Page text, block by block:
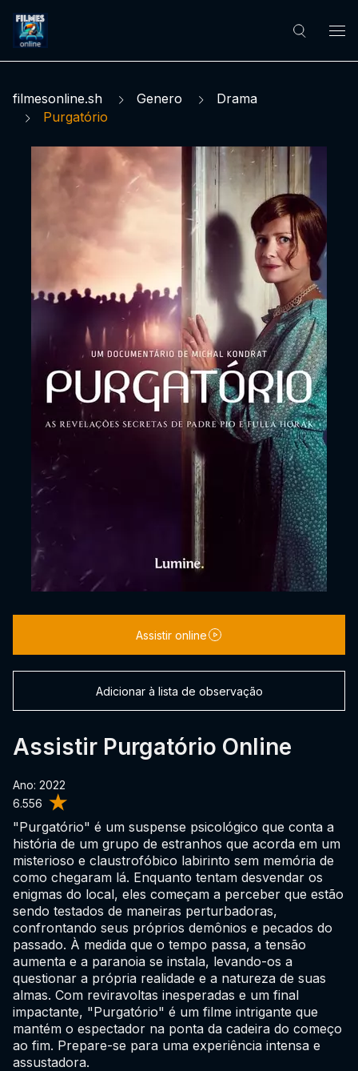
filmesonline.sh Genero
Drama
Purgatório
6.556
Assistir Purgatório Online
Ano: 2022
"Purgatório" é um suspense psicológico que conta a
história de um grupo de estranhos que acorda em um
misterioso e claustrofóbico labirinto sem memória de
como chegaram lá. Enquanto tentam desvendar os
enigmas do local, eles começam a perceber que estão
sendo testados de maneiras perturbadoras,
confrontando seus próprios demônios e pecados do
passado. À medida que o tempo passa, a tensão
aumenta e a paranoia se instala, levando-os a
questionar a própria realidade e a natureza de suas
almas. Com reviravoltas inesperadas e um final
impactante, "Purgatório" é um filme intrigante que
mantém o espectador na ponta da cadeira do começo
ao fim. Prepare-se para uma experiência intensa e
assustadora.
Assistir online
Adicionar à lista de observação